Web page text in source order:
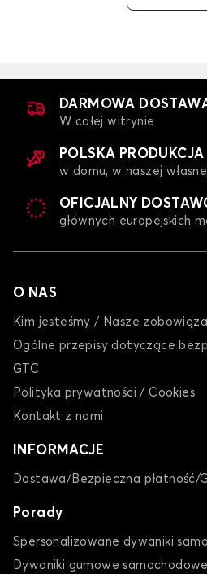
Dywaniki dla
DARMOWA
W całej witrynie
POLSKA
w domu, w naszej
OFICJALNY
głównych europejskich
O NAS
Kim jesteśmy / Nasze
Ogólne przepisy dotyczące
GTC
Polityka prywatności / Cookies
Kontakt z nami
INFORMACJE
Dostawa/Bezpieczna płatność/
Porady
Spersonalizowane dywaniki
Dywaniki gumowe samochodowe